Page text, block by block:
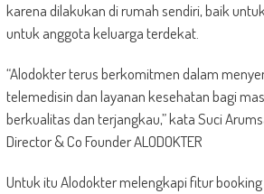
karena dilakukan di rumah sendiri, baik
untuk anggota keluarga terdekat.
“Alodokter terus berkomitmen dalam
telemedisin dan layanan kesehatan bagi
berkualitas dan terjangkau,” kata Suci
Director & Co Founder ALODOKTER
Untuk itu Alodokter melengkapi fitur